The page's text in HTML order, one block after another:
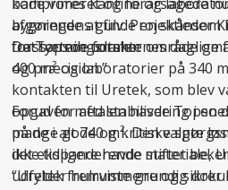
bygningens gulv. Projektleder
fra Topsoe udtaler:
afgørende at finde en skånsom
forstyrrede forskernes daglige
og præcision.”
Det sætningsramte område
400 m² og laboratorier på 340
kontakten til Uretek, som blev
opgaven med stabilisering i en
på de i alt 740 m². Den valgte
det ekspanderende materiale,
udfylder hulrummene og
Forud for aftalen havde
mange gode og kritiske
ikke tidligere havde stiftet
“Uretek fremviste grundig